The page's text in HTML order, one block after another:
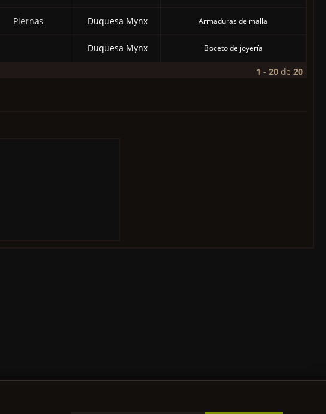
Piernas Duquesa Mynx Armaduras de malla
Duquesa Mynx Boceto de joyería
1 - 20 de 20